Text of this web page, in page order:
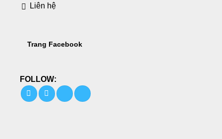
Liên hệ
Trang Facebook
FOLLOW: